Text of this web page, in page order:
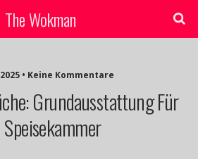
The Wokman
• Keine Kommentare
Grundausstattung Für
Speisekammer